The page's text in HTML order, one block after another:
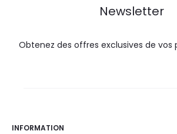
Newsletter
Obtenez des offres exclusives de vos
INFORMATION